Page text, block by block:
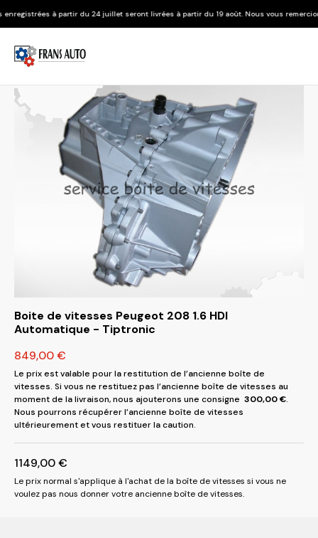
du 24 juillet seront livrées à partir du 19 août. Nous vous remercions de votre
Boite de vitesses Peugeot 208 1.6 HDI
Automatique - Tiptronic
849,00€
Le prix est valable pour la restitution de l’ancienne boîte de
vitesses. Si vous ne restituez pas l’ancienne boîte de vitesses au
moment de la livraison, nous ajouterons une consigne 300,00€.
Nous pourrons récupérer l’ancienne boîte de vitesses
ultérieurement et vous restituer la caution.
1149,00€
Le prix normal s'applique à l'achat de la boîte de vitesses si vous ne
voulez pas nous donner votre ancienne boîte de vitesses.